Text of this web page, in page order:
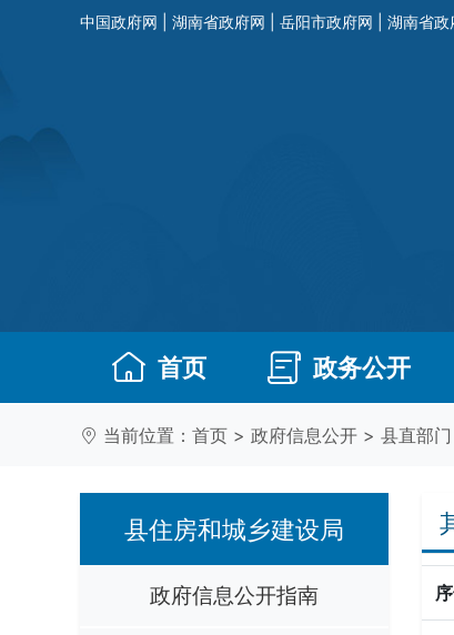
中国政府网 湖南省政府网 岳阳市政府网 湖南省政
首页 政务公开
当前位置： 首页 > 政府信息公开 > 县直部门
县住房和城乡建设局
政府信息公开指南